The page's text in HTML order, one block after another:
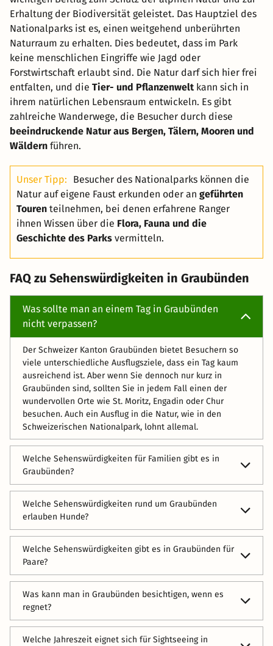
Erhaltung der Biodiversität geleistet. Das Hauptziel des
Nationalparks ist es, einen weitgehend unberührten
Naturraum zu erhalten. Dies bedeutet, dass im Park
keine menschlichen Eingriffe wie Jagd oder
Forstwirtschaft erlaubt sind. Die Natur darf sich hier frei
entfalten, und die Tier- und Pflanzenweltkann sich in
ihrem natürlichen Lebensraum entwickeln. Es gibt
zahlreiche Wanderwege, die Besucher durch diese
beeindruckende Natur aus Bergen, Tälern, Mooren und
Wäldern führen.
Unser Tipp:
Besucher des Nationalparks können die
Natur auf eigene Faust erkunden oder an geführten
Touren teilnehmen, bei denen erfahrene Ranger
ihnen Wissen über die Flora, Fauna und die
Geschichte des Parks vermitteln.
FAQ zu Sehenswürdigkeiten in Graubünden
Was sollte man an einem Tag in Graubünden
nicht verpassen?
Der Schweizer Kanton Graubünden bietet Besuchern so
viele unterschiedliche Ausflugsziele, dass ein Tag kaum
ausreichend ist. Aber wenn Sie dennoch nur kurz in
Graubünden sind, sollten Sie in jedem Fall einen der
wundervollen Orte wie St. Moritz, Engadin oder Chur
besuchen. Auch ein Ausflug in die Natur, wie in den
Schweizerischen Nationalpark, lohnt allemal.
Welche Sehenswürdigkeiten für Familien gibt es in
Graubünden?
unternehmen, durch spektakuläre Schluchten wandern,
Familienbäder- oder den Adventure Park in Davos
besuchen. Auch ein Ausflug mit der Familie zu einem der
sehenswerten Bergseen ist eine top Idee.
Welche Sehenswürdigkeiten rund um Graubünden
erlauben Hunde?
Hunde. Ihr Vierbeiner wird die Wälder, Wanderwege und
Bergseen im schönen Graubünden lieben und sicherlich
mindestens genau so viel Spaß haben wie Sie. Der Kanton
ist sehr hundefreundlich und damit ein wahres Paradies
für Fellnasen! Hundehotels, Fahrten mit der Bergbahn –
alles geht!
Welche Sehenswürdigkeiten gibt es in Graubünden für
Paare?
gemeinsamer Wellnesstag – romantische Highlights für
Paare gibt es in Graubünden zu genüge.
Was kann man in Graubünden besichtigen, wenn es
regnet?
Welche Jahreszeit eignet sich für Sightseeing in